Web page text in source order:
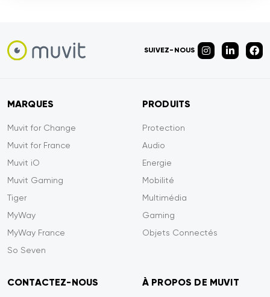
SUIVEZ-NOUS
MARQUES
Muvit for Change
Muvit for France
Muvit iO
Muvit Gaming
Tiger
MyWay
MyWay France
So Seven
PRODUITS
Protection
Audio
Energie
Mobilité
Multimédia
Gaming
Objets Connectés
CONTACTEZ-NOUS À PROPOS DE MUVIT